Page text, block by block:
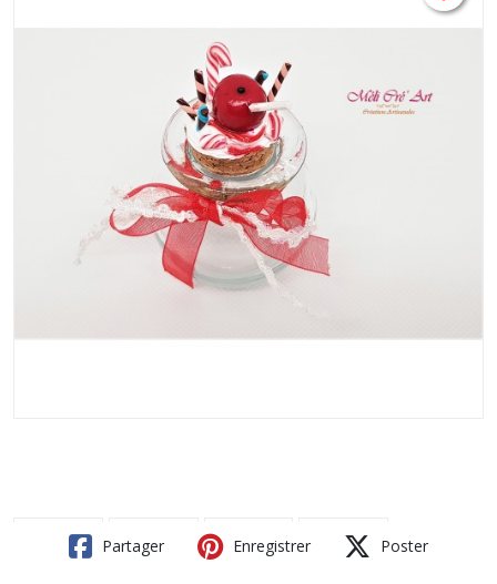
Partager Enregistrer Poster